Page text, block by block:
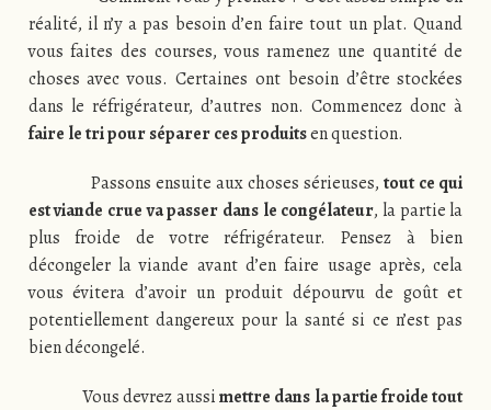
réalité, il n’y a pas besoin d’en faire tout un plat. Quand
vous faites des courses, vous ramenez une quantité de
choses avec vous. Certaines ont besoin d’être stockées
dans le réfrigérateur, d’autres non. Commencez donc à
faire le tri pour séparer ces produitsen question.
Passons ensuite aux choses sérieuses, tout ce qui
est viande crue va passer dans le congélateur, la partie la
plus froide de votre réfrigérateur. Pensez à bien
décongeler la viande avant d’en faire usage après, cela
vous évitera d’avoir un produit dépourvu de goût et
potentiellement dangereux pour la santé si ce n’est pas
bien décongelé.
Vous devrez aussimettre dans la partie froide tout